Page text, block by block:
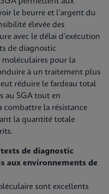
le beurre et l’argent du
élevée des
avec le délai d’exécution
de diagnostic
moléculaires pour la
à un traitement plus
réduire le fardeau total
au SGA tout en
la résistance
la quantité totale
de diagnostic
aux environnements de
sont excellents